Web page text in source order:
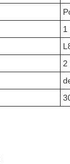
1
2